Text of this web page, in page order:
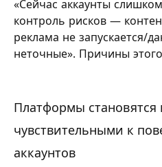
«Сейчас аккаунты
контроль рисков —
реклама не запускается/
неточные». Причины
Платформы становятся
чувствительными к
аккаунтов